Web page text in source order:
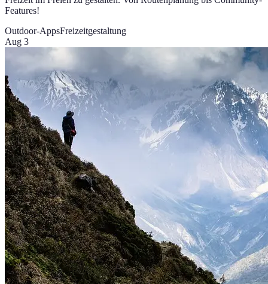
Features!
Outdoor-AppsFreizeitgestaltung
Aug 3